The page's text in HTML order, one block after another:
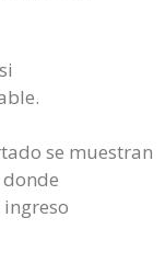
se muestran